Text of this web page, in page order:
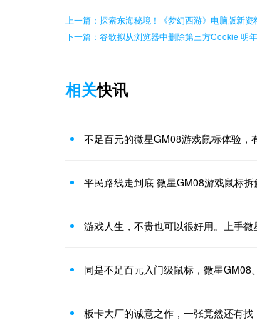
上一篇：探索东海秘境！《梦幻西游》电脑版新
下一篇：谷歌拟从浏览器中删除第三方Cookie 明
相关快讯
不足百元的微星GM08游戏鼠标体验，
平民路线走到底 微星GM08游戏鼠标拆
游戏人生，不贵也可以很好用。上手
同是不足百元入门级鼠标，微星GM08
板卡大厂的诚意之作，一张竟然还有